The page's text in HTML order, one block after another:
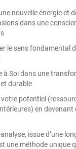
nouvelle énergie et
dans une
le sens fondamental
à Soi dans une
durable
votre potentiel
en devenant
issue d’une
une méthode unique